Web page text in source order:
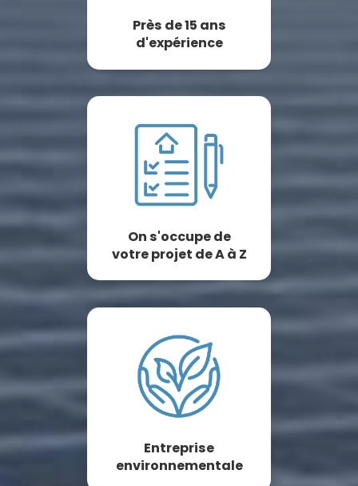
Près de 15 ans
d'expérience
On s'occupe de
votre projet de A à Z
Entreprise
environnementale